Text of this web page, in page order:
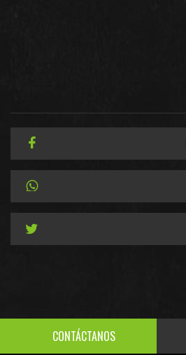
CONTÁCTANOS